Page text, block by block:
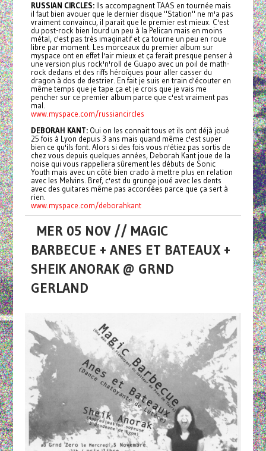
RUSSIAN CIRCLES: Ils accompagnent TAAS en tournée mais
il faut bien avouer que le dernier disque "Station" ne m'a pas
vraiment convaincu, il parait que le premier est mieux. C'est
du post-rock bien lourd un peu à la Pelican mais en moins
métal, c'est pas très imaginatif et ça tourne un peu en roue
libre par moment. Les morceaux du premier album sur
myspace ont en effet l'air mieux et ça ferait presque penser à
une version plus rock'n'roll de Guapo avec un poil de math-
rock dedans et des riffs héroïques pour aller casser du
dragon à dos de destrier. En fait je suis en train d'écouter en
même temps que je tape ça et je crois que je vais me
pencher sur ce premier album parce que c'est vraiment pas
mal.
www.myspace.com/russiancircles
DEBORAH KANT: Oui on les connait tous et ils ont déjà joué
25 fois à Lyon depuis 3 ans mais quand même c'est super
bien ce qu'ils font. Alors si des fois vous n'étiez pas sortis de
chez vous depuis quelques années, Deborah Kant joue de la
noise qui vous rappellera sûrement les débuts de Sonic
Youth mais avec un côté bien crado à mettre plus en relation
avec les Melvins. Bref, c'est du grunge joué avec les dents
avec des guitares même pas accordées parce que ça sert à
rien.
www.myspace.com/deborahkant
MER 05 NOV // MAGIC
BARBECUE + ANES ET BATEAUX +
SHEIK ANORAK @ GRND
GERLAND